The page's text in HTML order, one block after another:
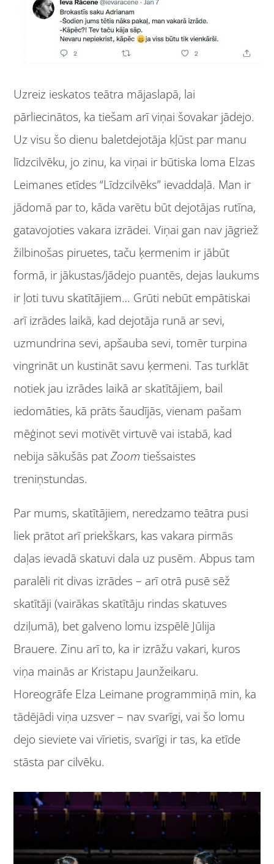
Uzreiz ieskatos teātra mājaslapā, lai
pārliecinātos, ka tiešam arī viņai šovakar jādejo.
Uz visu šo dienu baletdejotāja kļūst par manu
līdzcilvēku, jo zinu, ka viņai ir būtiska loma Elzas
Leimanes etīdes “Līdzcilvēks” ievaddaļā. Man ir
jādomā par to, kāda varētu būt dejotājas rutīna,
gatavojoties vakara izrādei. Viņai gan nav jāgriež
žilbinošas piruetes, taču ķermenim ir jābūt
formā, ir jākustas/jādejo puantēs, dejas laukums
ir ļoti tuvu skatītājiem… Grūti nebūt empātiskai
arī izrādes laikā, kad dejotāja runā ar sevi,
uzmundrina sevi, apšauba sevi, tomēr turpina
vingrināt un kustināt savu ķermeni. Tas turklāt
notiek jau izrādes laikā ar skatītājiem, bail
iedomāties, kā prāts šaudījās, vienam pašam
mēģinot sevi motivēt virtuvē vai istabā, kad
nebija sākušās patZoom tiešsaistes
treniņstundas.
Par mums, skatītājiem, neredzamo teātra pusi
liek prātot arī priekškars, kas vakara pirmās
daļas ievadā skatuvi dala uz pusēm. Abpus tam
paralēli rit divas izrādes – arī otrā pusē sēž
skatītāji (vairākas skatītāju rindas skatuves
dziļumā), bet galveno lomu izspēlē Jūlija
Brauere. Zinu arī to, ka ir izrāžu vakari, kuros
viņa mainās ar Kristapu Jaunžeikaru.
Horeogrāfe Elza Leimane programmiņā min, ka
tādējādi viņa uzsver – nav svarīgi, vai šo lomu
dejo sieviete vai vīrietis, svarīgi ir tas, ka etīde
stāsta par cilvēku.